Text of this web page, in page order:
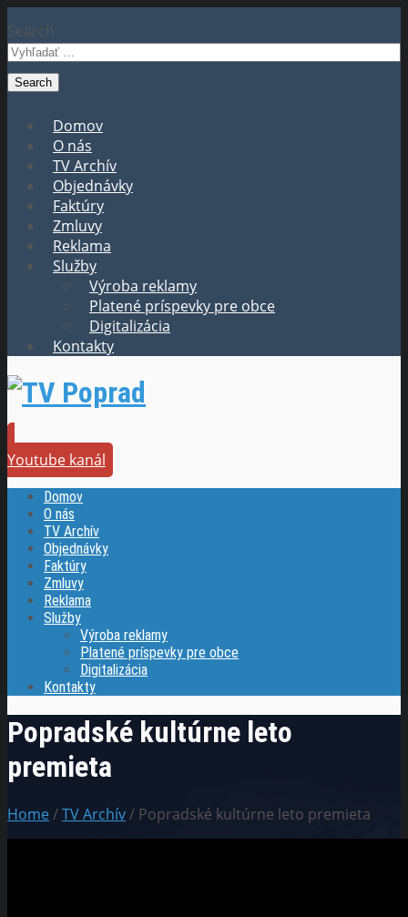
Search
Domov
O nás
TV Archív
Objednávky
Faktúry
Zmluvy
Reklama
Služby
Výroba reklamy
Platené príspevky pre obce
Digitalizácia
Kontakty
Youtube kanál
Domov
O nás
TV Archív
Objednávky
Faktúry
Zmluvy
Reklama
Služby
Výroba reklamy
Platené príspevky pre obce
Digitalizácia
Kontakty
Popradské kultúrne leto
premieta
Home/TV Archív/ Popradské kultúrne leto premieta